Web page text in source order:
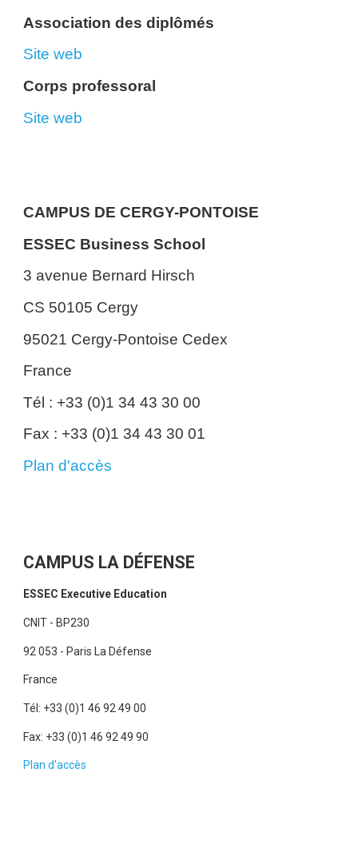
Association des diplômés
Site web
Corps professoral
Site web
CAMPUS DE CERGY-PONTOISE
ESSEC Business School
3 avenue Bernard Hirsch
CS 50105 Cergy
95021 Cergy-Pontoise Cedex
France
Tél : +33 (0)1 34 43 30 00
Fax : +33 (0)1 34 43 30 01
Plan d'accès
CAMPUS LA DÉFENSE
ESSEC Executive Education
CNIT - BP230
92 053 - Paris La Défense
France
Tél: +33 (0)1 46 92 49 00
Fax: +33 (0)1 46 92 49 90
Plan d'accès